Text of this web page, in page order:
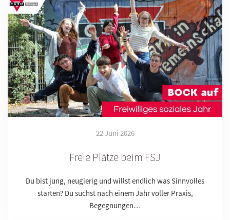
22 Juni 2026
Freie Plätze beim FSJ
Du bist jung, neugierig und willst endlich was Sinnvolles
starten? Du suchst nach einem Jahr voller Praxis,
Begegnungen…